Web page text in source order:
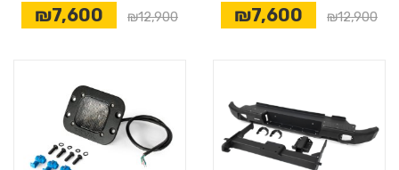
₪12,900
₪7,600
₪12,900
₪7,600